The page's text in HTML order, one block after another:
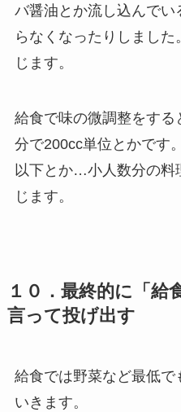
バ醤油とか流し込んで
らなくなったりしまし
じます。
給食で味の微調整をする
分で200cc単位とかです
以下とか…小人数分の料
じます。
１０．最終的に「給
言って投げ出す
給食では野菜など最低で
いきます。